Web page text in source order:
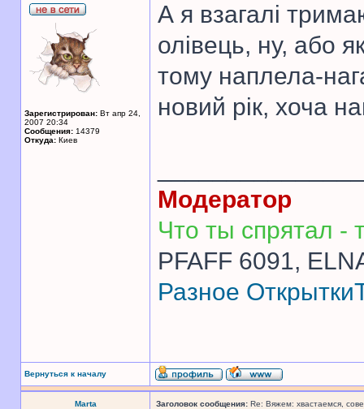
Зарегистрирован: Вт апр 24,
2007 20:34
Сообщения: 14379
Откуда: Киев
А я взагалі
олівець, ну, або
тому наплела-
новий рік, хоча
Модератор
Что ты спрятал -
PFAFF 6091,
Разное Открытки
Вернуться к началу
Marta Заголовок сообщения: Re: Вяжем: хвастаемся,